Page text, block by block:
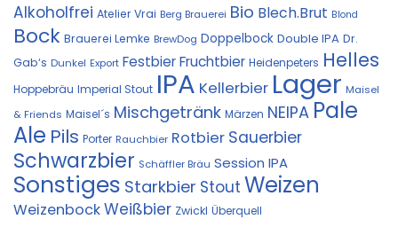
Alkoholfrei Atelier Vrai Berg Brauerei Bio Blech.Brut Blond
Bock Brauerei Lemke BrewDog Doppelbock Double IPA Dr.
Gab‘s Dunkel Export FestbierFruchtbier Heidenpeters Helles
Hoppebräu Imperial Stout IPA Kellerbier Lager Maisel
& Friends Maisel´s Mischgetränk Märzen NEIPA Pale
Ale Pils Porter Rauchbier Rotbier Sauerbier
Schwarzbier Schäffler Bräu Session IPA
Sonstiges Starkbier Stout Weizen
WeizenbockWeißbier Zwickl Überquell